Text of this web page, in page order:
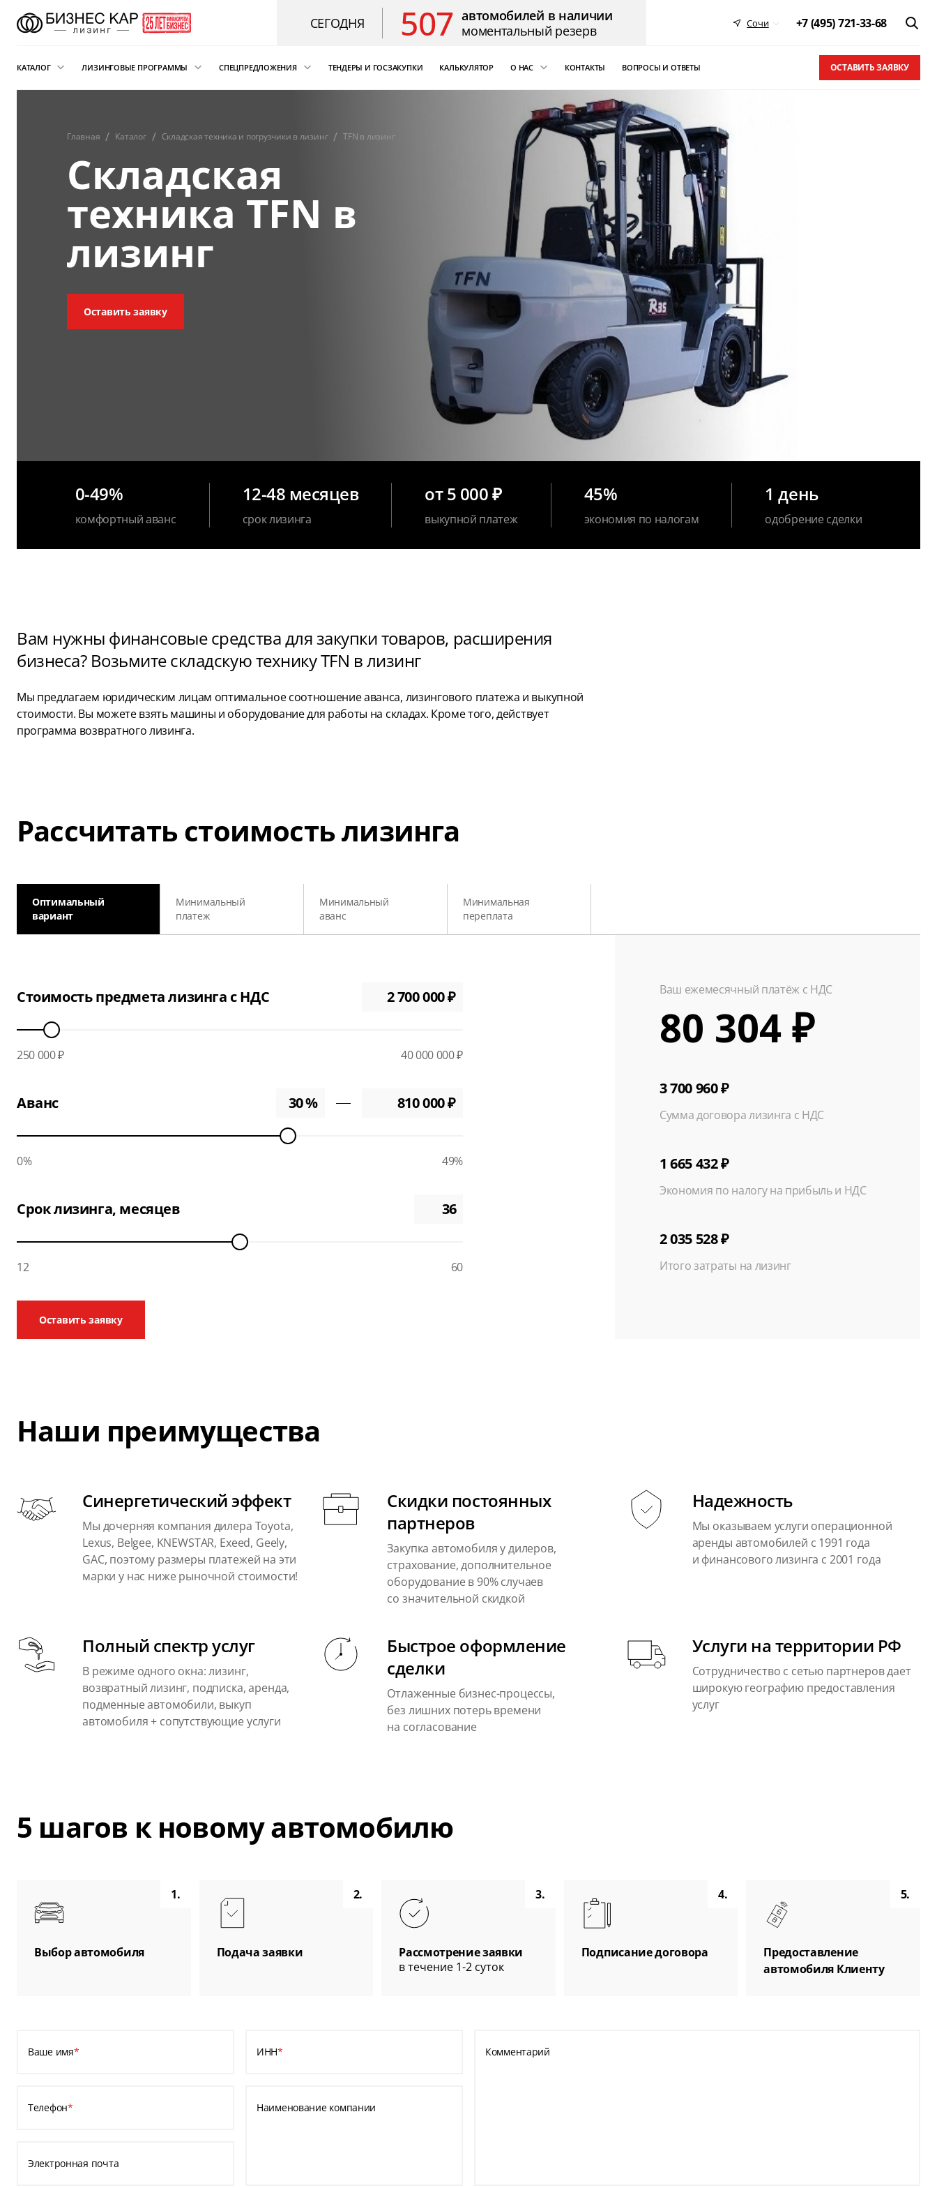
СЕГОДНЯ 507 автомобилей в наличии
моментальный резерв
Сочи +7 (495) 721-33-68
КАТАЛОГ
Автомобили с пробегом
Легковые автомобили
Складская техника
Грузовые автомобили
Спецтехника
ЛИЗИНГОВЫЕ ПРОГРАММЫ
Операционная аренда
Подписка на автомобиль
Возвратный лизинг
Трейд-ин автомобиля в лизинг
СПЕЦПРЕДЛОЖЕНИЯ
Сателлит
ТЕНДЕРЫ И ГОСЗАКУПКИ КАЛЬКУЛЯТОР О НАС
«Бизнес Кар Лизинг» в ТОП-10
компаний России
Благодарственные письма
КОНТАКТЫ ВОПРОСЫ И ОТВЕТЫ ОСТАВИТЬ ЗАЯВКУ
Главная Каталог Складская техника и погрузчики в лизинг TFN в лизинг
Складская
техника TFN в
лизинг
Оставить заявку
0-49%
комфортный аванс
12-48 месяцев
срок лизинга
от 5 000 ₽
выкупной платеж
45%
экономия по налогам
1 день
одобрение сделки
Вам нужны финансовые средства для закупки товаров, расширения
бизнеса? Возьмите складскую технику TFN в лизинг
Мы предлагаем юридическим лицам оптимальное соотношение аванса, лизингового платежа и выкупной
стоимости. Вы можете взять машины и оборудование для работы на складах. Кроме того, действует
программа возвратного лизинга.
Рассчитать стоимость лизинга
Оптимальный
вариант
Минимальный
платеж
Минимальный
аванс
Минимальная
переплата
Стоимость предмета лизинга с НДС
250 000 ₽ 40 000 000 ₽
Аванс
0% 49%
Срок лизинга, месяцев
12 60
Оставить заявку
Ваш ежемесячный платёж с НДС
80 304 ₽
3 700 960 ₽
Сумма договора лизинга с НДС
1 665 432 ₽
Экономия по налогу на прибыль и НДС
2 035 528 ₽
Итого затраты на лизинг
Наши преимущества
Синергетический эффект
Мы дочерняя компания дилера Toyota,
Lexus, Belgee, KNEWSTAR, Exeed, Geely,
GAC, поэтому размеры платежей на эти
марки у нас ниже рыночной стоимости!
Скидки постоянных
партнеров
Закупка автомобиля у дилеров,
страхование, дополнительное
оборудование в 90% случаев
со значительной скидкой
Надежность
Мы оказываем услуги операционной
аренды автомобилей с 1991 года
и финансового лизинга с 2001 года
Полный спектр услуг
В режиме одного окна: лизинг,
возвратный лизинг, подписка, аренда,
подменные автомобили, выкуп
автомобиля + сопутствующие услуги
Быстрое оформление
сделки
Отлаженные бизнес-процессы,
без лишних потерь времени
на согласование
Услуги на территории РФ
Сотрудничество с сетью партнеров дает
широкую географию предоставления
услуг
5 шагов к новому автомобилю
1.
Выбор автомобиля
2.
Подача заявки
3.
Рассмотрение заявки
в течение 1-2 суток
4.
Подписание договора
5.
Предоставление
автомобиля Клиенту
Ваше имя*
Телефон*
Электронная почта
ИНН*
Наименование компании
Комментарий